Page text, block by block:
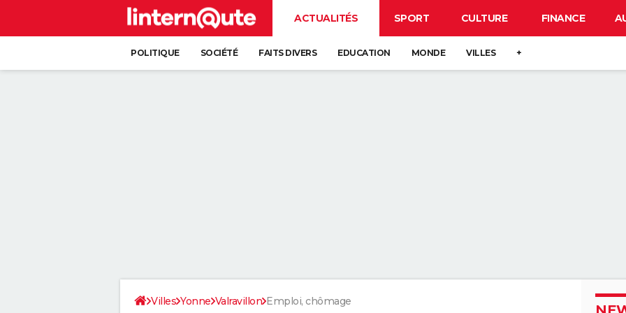
ACTUALITÉS SPORT CULTURE FINANCE
POLITIQUE SOCIÉTÉ FAITS DIVERS EDUCATION MONDE VILLES +
Villes Yonne Valravillon Emploi, chômage